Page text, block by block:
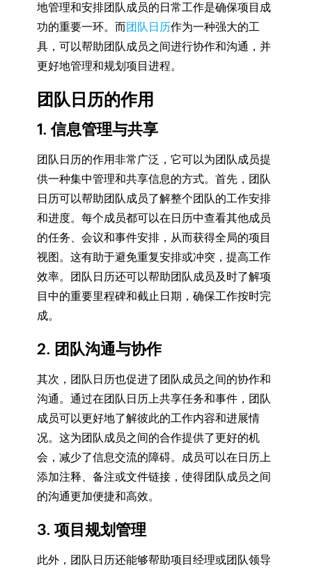
地管理和安排团队成员的日常工作是确保项目成
功的重要一环。而团队日历作为一种强大的工
具，可以帮助团队成员之间进行协作和沟通，并
更好地管理和规划项目进程。
团队日历的作用
1. 信息管理与共享
团队日历的作用非常广泛，它可以为团队成员提
供一种集中管理和共享信息的方式。首先，团队
日历可以帮助团队成员了解整个团队的工作安排
和进度。每个成员都可以在日历中查看其他成员
的任务、会议和事件安排，从而获得全局的项目
视图。这有助于避免重复安排或冲突，提高工作
效率。团队日历还可以帮助团队成员及时了解项
目中的重要里程碑和截止日期，确保工作按时完
成。
2. 团队沟通与协作
其次，团队日历也促进了团队成员之间的协作和
沟通。通过在团队日历上共享任务和事件，团队
成员可以更好地了解彼此的工作内容和进展情
况。这为团队成员之间的合作提供了更好的机
会，减少了信息交流的障碍。成员可以在日历上
添加注释、备注或文件链接，使得团队成员之间
的沟通更加便捷和高效。
3. 项目规划管理
此外，团队日历还能够帮助项目经理或团队领导